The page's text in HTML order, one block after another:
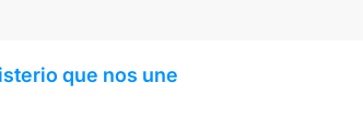
que nos une